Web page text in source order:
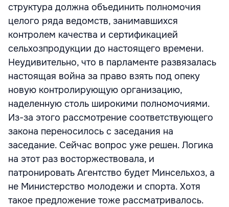
структура должна объединить полномочия
целого ряда ведомств, занимавшихся
контролем качества и сертификацией
сельхозпродукции до настоящего времени.
Неудивительно, что в парламенте развязалась
настоящая война за право взять под опеку
новую контролирующую организацию,
наделенную столь широкими полномочиями.
Из-за этого рассмотрение соответствующего
закона переносилось с заседания на
заседание. Сейчас вопрос уже решен. Логика
на этот раз восторжествовала, и
патронировать Агентство будет Минсельхоз, а
не Министерство молодежи и спорта. Хотя
такое предложение тоже рассматривалось.